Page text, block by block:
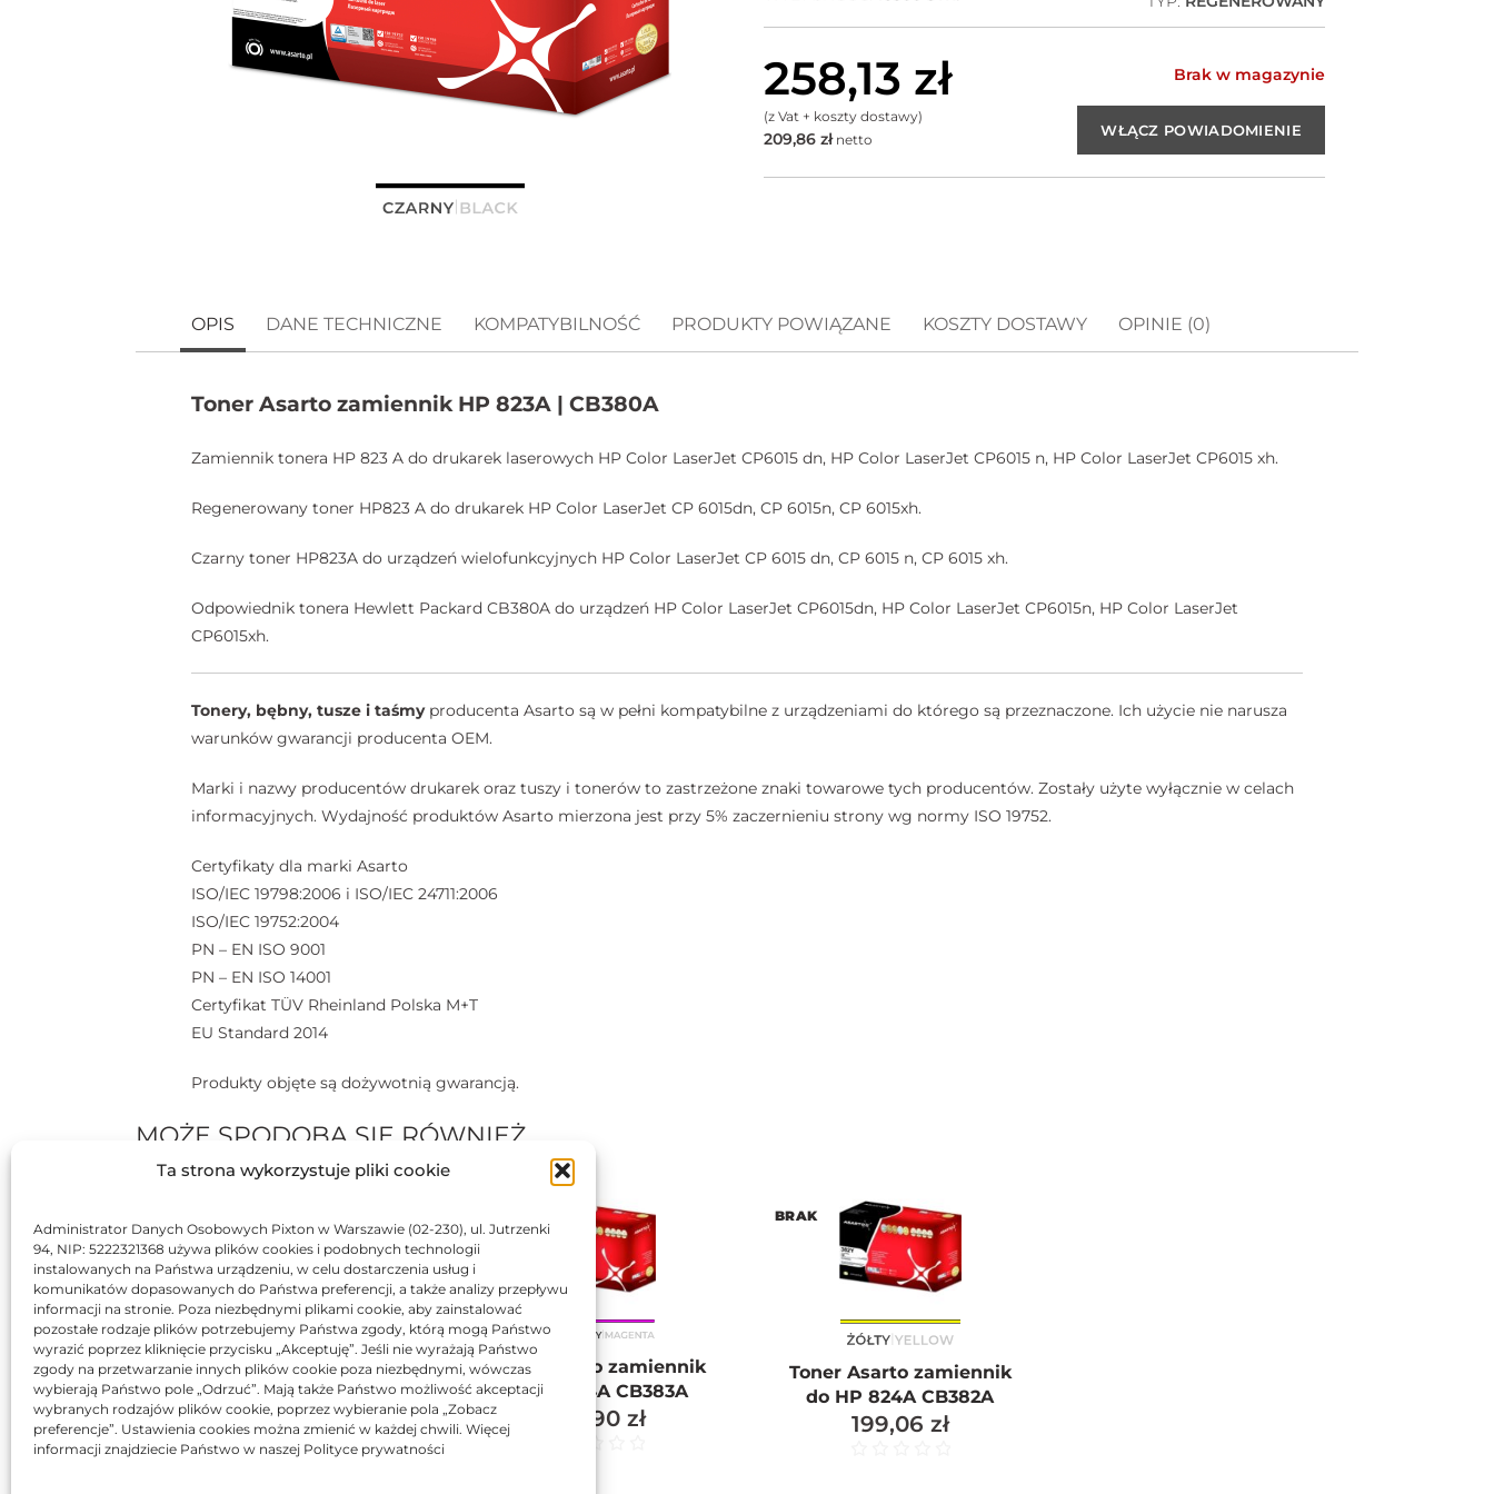
Ta strona wykorzystuje pliki cookie
Administrator Danych Osobowych Pixton w Warszawie (02-230), ul. Jutrzenki
94, NIP: 5222321368 używa plików cookies i podobnych technologii
instalowanych na Państwa urządzeniu, w celu dostarczenia usług i
komunikatów dopasowanych do Państwa preferencji, a także analizy przepływu
informacji na stronie. Poza niezbędnymi plikami cookie, aby zainstalować
pozostałe rodzaje plików potrzebujemy Państwa zgody, którą mogą Państwo
wyrazić poprzez kliknięcie przycisku „Akceptuję”. Jeśli nie wyrażają Państwo
zgody na przetwarzanie innych plików cookie poza niezbędnymi, wówczas
wybierają Państwo pole „Odrzuć”. Mają także Państwo możliwość akceptacji
wybranych rodzajów plików cookie, poprzez wybieranie pola „Zobacz
preferencje”. Ustawienia cookies można zmienić w każdej chwili. Więcej
informacji znajdziecie Państwo w naszej Polityce prywatności
258,13 zł
(z Vat + koszty dostawy)
209,86 złnetto
Brak w magazynie
OPIS DANE TECHNICZNE KOMPATYBILNOŚĆ PRODUKTY POWIĄZANE KOSZTY DOSTAWY OPINIE (0)
Toner Asarto zamiennik HP 823A | CB380A
Zamiennik tonera HP 823 A do drukarek laserowych HP Color LaserJet CP6015 dn, HP Color LaserJet CP6015 n, HP Color LaserJet CP6015 xh.
Regenerowany toner HP823 A do drukarek HP Color LaserJet CP 6015dn, CP 6015n, CP 6015xh.
Czarny toner HP823A do urządzeń wielofunkcyjnych HP Color LaserJet CP 6015 dn, CP 6015 n, CP 6015 xh.
Odpowiednik tonera Hewlett Packard CB380A do urządzeń HP Color LaserJet CP6015dn, HP Color LaserJet CP6015n, HP Color LaserJet
CP6015xh.
Tonery, bębny, tusze i taśmyproducenta Asarto są w pełni kompatybilne z urządzeniami do którego są przeznaczone. Ich użycie nie narusza
warunków gwarancji producenta OEM.
Marki i nazwy producentów drukarek oraz tuszy i tonerów to zastrzeżone znaki towarowe tych producentów. Zostały użyte wyłącznie w celach
informacyjnych. Wydajność produktów Asarto mierzona jest przy 5% zaczernieniu strony wg normy ISO 19752.
Certyfikaty dla marki Asarto
ISO/IEC 19798:2006 i ISO/IEC 24711:2006
ISO/IEC 19752:2004
PN – EN ISO 9001
PN – EN ISO 14001
Certyfikat TÜV Rheinland Polska M+T
EU Standard 2014
Produkty objęte są dożywotnią gwarancją.
MOŻE SPODOBA SIĘ RÓWNIEŻ…
Toner Asarto zamiennik
do HP 824A CB381A
245,90zł
Toner Asarto zamiennik
do HP 824A CB383A
245,90 zł
BRAK
Toner Asarto zamiennik
do HP 824A CB382A
199,06 zł